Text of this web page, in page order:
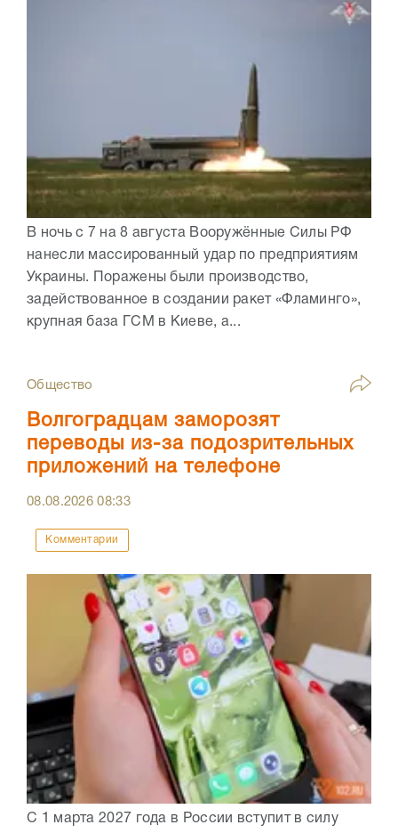
В ночь с 7 на 8 августа Вооружённые Силы РФ
нанесли массированный удар по предприятиям
Украины. Поражены были производство,
задействованное в создании ракет «Фламинго»,
крупная база ГСМ в Киеве, а...
Общество
Волгоградцам заморозят
переводы из-за подозрительных
приложений на телефоне
08.08.202608:33
Комментарии
С 1 марта 2027 года в России вступит в силу